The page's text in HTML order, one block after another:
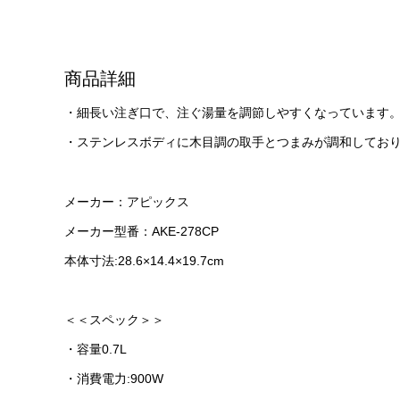
商品詳細
・細長い注ぎ口で、注ぐ湯量を調節しやすくなっています。
・ステンレスボディに木目調の取手とつまみが調和しており
メーカー：アピックス
メーカー型番：AKE-278CP
本体寸法:28.6×14.4×19.7cm
＜＜スペック＞＞
・容量0.7L
・消費電力:900W